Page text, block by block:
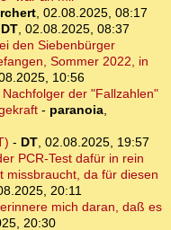
, 02.08.2025, 08:17
DT, 02.08.2025, 08:37
den Siebenbürger
Sommer 2022, in
10:56
der "Fallzahlen"
- paranoia,
- DT, 02.08.2025, 19:57
PCR-Test dafür in rein
missbraucht, da für diesen
20:11
mich daran, daß es
20:30